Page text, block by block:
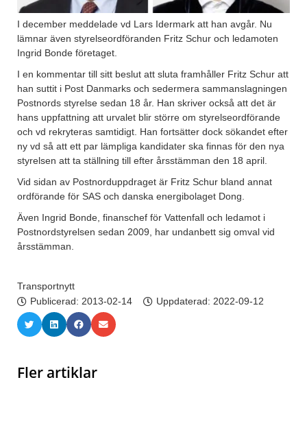
I december meddelade vd Lars Idermark att han avgår. Nu
lämnar även styrelseordföranden Fritz Schur och ledamoten
Ingrid Bonde företaget.
I en kommentar till sitt beslut att sluta framhåller Fritz Schur att
han suttit i Post Danmarks och sedermera sammanslagningen
Postnords styrelse sedan 18 år. Han skriver också att det är
hans uppfattning att urvalet blir större om styrelseordförande
och vd rekryteras samtidigt. Han fortsätter dock sökandet efter
ny vd så att ett par lämpliga kandidater ska finnas för den nya
styrelsen att ta ställning till efter årsstämman den 18 april.
Vid sidan av Postnorduppdraget är Fritz Schur bland annat
ordförande för SAS och danska energibolaget Dong.
Även Ingrid Bonde, finanschef för Vattenfall och ledamot i
Postnordstyrelsen sedan 2009, har undanbett sig omval vid
årsstämman.
Transportnytt
Publicerad: 2013-02-14 Uppdaterad: 2022-09-12
Fler artiklar